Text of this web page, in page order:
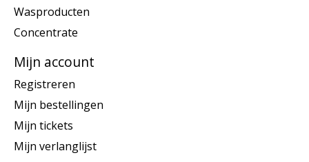
Wasproducten
Concentrate
Mijn account
Registreren
Mijn bestellingen
Mijn tickets
Mijn verlanglijst